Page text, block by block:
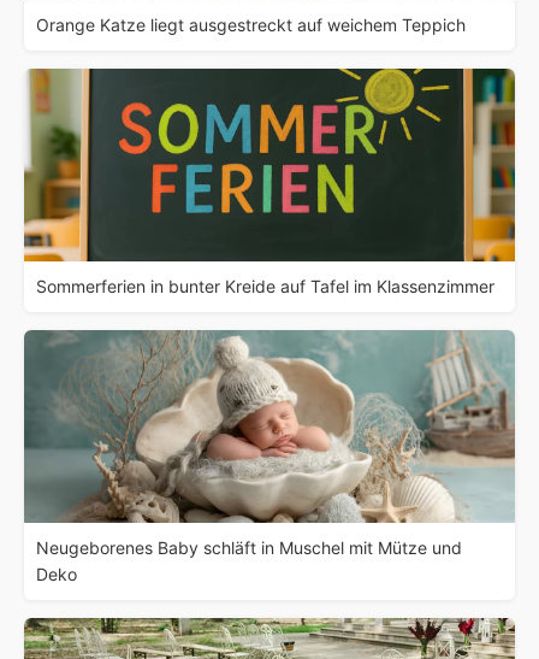
Orange Katze liegt ausgestreckt auf weichem Teppich
Sommerferien in bunter Kreide auf Tafel im Klassenzimmer
Neugeborenes Baby schläft in Muschel mit Mütze und
Deko